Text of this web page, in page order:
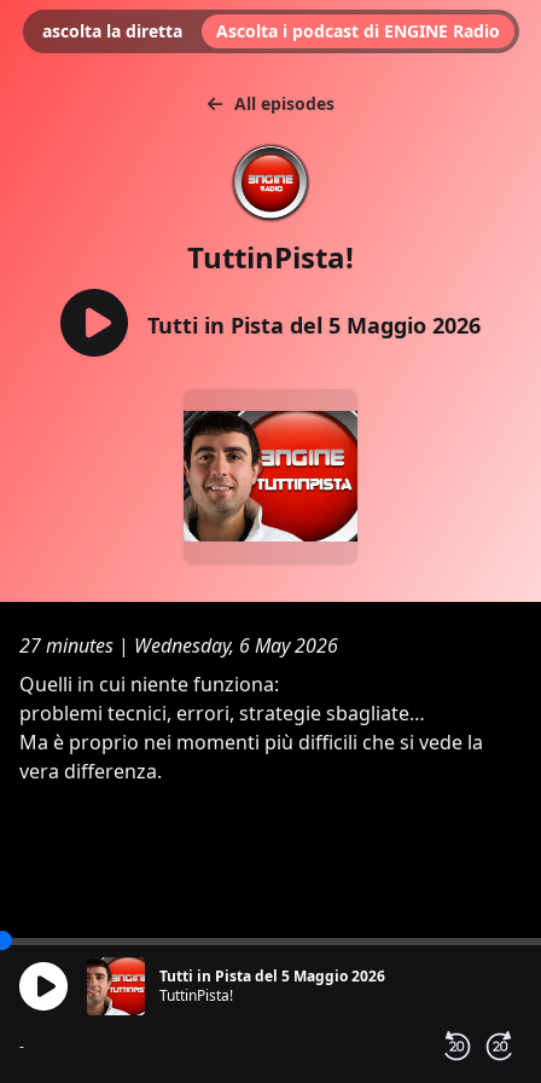
ascolta la diretta Ascolta i podcast di ENGINE Radio
All episodes
TuttinPista!
Tutti in Pista del 5 Maggio 2026
27 minutes | Wednesday, 6 May 2026
Quelli in cui niente funziona:
problemi tecnici, errori, strategie sbagliate…
Ma è proprio nei momenti più difficili che si vede la
vera differenza.
Tutti in Pista del 5 Maggio 2026
TuttinPista!
-